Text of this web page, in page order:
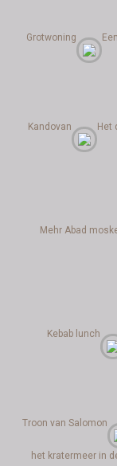
Grotwoning
Kandovan Het
Mehr Abad
Kebab lunch
Troon van Salomon
het kratermeer in